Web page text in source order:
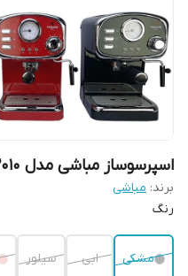
اسپرسوساز مباشی مدل ECM2010
برند: مباشی
رنگ
مشکی ابی سیلور